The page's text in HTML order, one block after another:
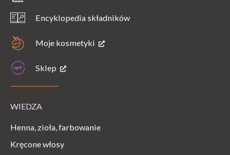
Encyklopedia składników
Moje kosmetyki
Sklep
WIEDZA
Henna, zioła, farbowanie
Kręcone włosy